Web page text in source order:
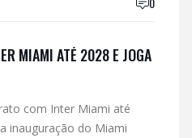
MIAMI ATÉ 2028 E JOGA
com Inter Miami até
inauguração do Miami